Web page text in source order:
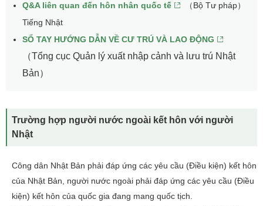
Q&A liên quan đến hôn nhân quốc tế
（Bộ Tư pháp）
Tiếng Nhật
SỔ TAY HƯỚNG DẪN VỀ CƯ TRÚ VÀ LAO ĐỘNG
（Tổng cục Quản lý xuất nhập cảnh và lưu trú Nhật
Bản）
Trường hợp người nước ngoài kết hôn với người
Nhật
Công dân Nhật Bản phải đáp ứng các yêu cầu (Điều kiện) kết hôn
của Nhật Bản, người nước ngoài phải đáp ứng các yêu cầu (Điều
kiện) kết hôn của quốc gia đang mang quốc tịch.